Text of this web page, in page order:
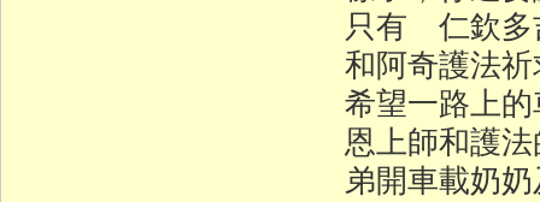
只有 仁欽多
和阿奇護法
希望一路上
恩上師和護
弟開車載奶